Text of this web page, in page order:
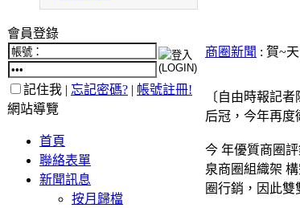
會員登錄
記住我 | 忘記密碼? | 帳號註冊!
網站導覽
首頁
聯絡表單
新聞訊息
按月歸檔
商圈新聞 : 賀~
〔自由時報記
后冠，今年再度
今 年優質商圈
泉商圈組織架
圈行銷，因此雙